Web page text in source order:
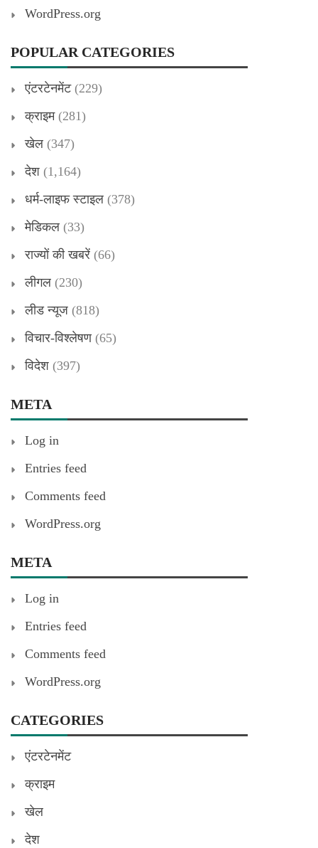
WordPress.org
POPULAR CATEGORIES
एंटरटेनमेंट(229)
क्राइम(281)
खेल (347)
देश (1,164)
धर्म-लाइफ स्टाइल (378)
मेडिकल (33)
राज्यों की खबरें (66)
लीगल (230)
लीड न्यूज (818)
विचार-विश्लेषण(65)
विदेश (397)
META
Log in
Entries feed
Comments feed
WordPress.org
META
Log in
Entries feed
Comments feed
WordPress.org
CATEGORIES
एंटरटेनमेंट
क्राइम
खेल
देश